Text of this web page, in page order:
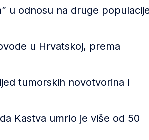
u odnosu na druge
u Hrvatskoj, prema
tumorskih novotvorina i
Kastva umrlo je više od 50